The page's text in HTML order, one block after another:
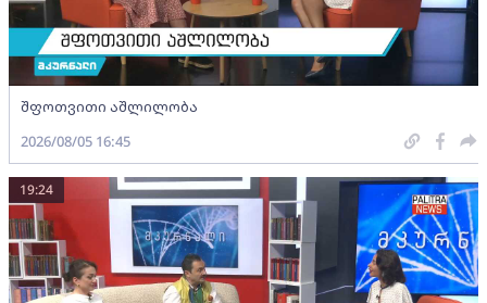
შფოთვითი აშლილობა
2026/08/05 16:45
19:24